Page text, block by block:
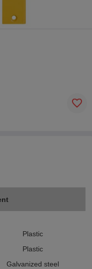
Plastic
Plastic
Galvanized steel